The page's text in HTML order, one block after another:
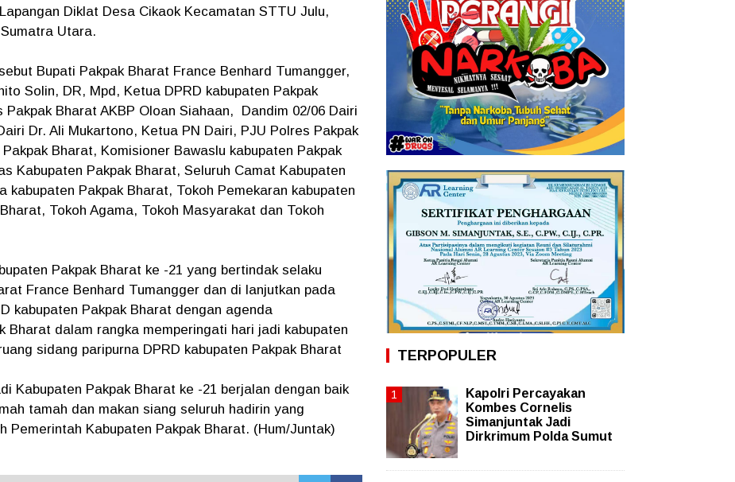
Diklat Desa Cikaok Kecamatan STTU Julu,
Utara.
Bupati Pakpak Bharat France Benhard Tumangger,
Solin, DR, Mpd, Ketua DPRD kabupaten Pakpak
Bharat AKBP Oloan Siahaan, Dandim 02/06 Dairi
Dr. Ali Mukartono, Ketua PN Dairi, PJU Polres Pakpak
Bharat, Komisioner Bawaslu kabupaten Pakpak
Kabupaten Pakpak Bharat, Seluruh Camat Kabupaten
kabupaten Pakpak Bharat, Tokoh Pemekaran kabupaten
Tokoh Agama, Tokoh Masyarakat dan Tokoh
Pakpak Bharat ke -21 yang bertindak selaku
France Benhard Tumangger dan di lanjutkan pada
kabupaten Pakpak Bharat dengan agenda
Bharat dalam rangka memperingati hari jadi kabupaten
sidang paripurna DPRD kabupaten Pakpak Bharat
Kabupaten Pakpak Bharat ke -21 berjalan dengan baik
tamah dan makan siang seluruh hadirin yang
Pemerintah Kabupaten Pakpak Bharat. (Hum/Juntak)
TERPOPULER
Kapolri Percayakan
Kombes Cornelis
Simanjuntak Jadi
Dirkrimum Polda Sumut